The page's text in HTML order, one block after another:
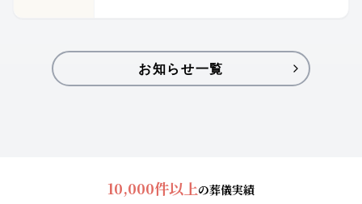
お知らせ一覧
10,000件以上の葬儀実績